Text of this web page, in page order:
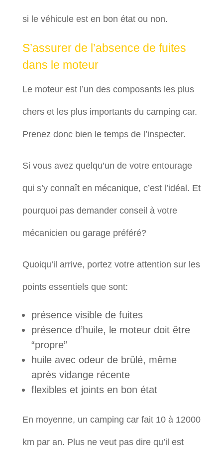
si le véhicule est en bon état ou non.
S’assurer de l’absence de fuites
dans le moteur
Le moteur est l’un des composants les plus
chers et les plus importants du camping car.
Prenez donc bien le temps de l’inspecter.
Si vous avez quelqu’un de votre entourage
qui s’y connaît en mécanique, c’est l’idéal. Et
pourquoi pas demander conseil à votre
mécanicien ou garage préféré?
Quoiqu’il arrive, portez votre attention sur les
points essentiels que sont:
présence visible de fuites
présence d’huile, le moteur doit être
“propre”
huile avec odeur de brûlé, même
après vidange récente
flexibles et joints en bon état
En moyenne, un camping car fait 10 à 12000
km par an. Plus ne veut pas dire qu’il est